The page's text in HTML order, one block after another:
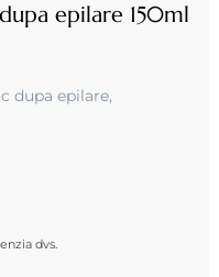
epilare 150ml
dupa epilare,
dvs.